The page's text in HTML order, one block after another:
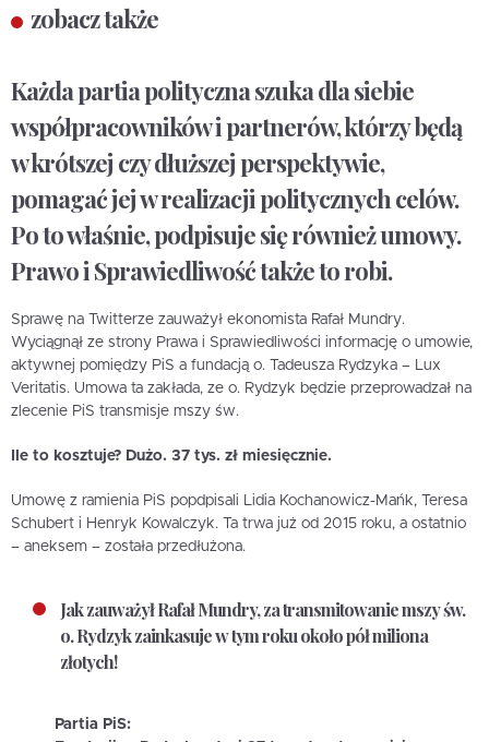
zobacz także
Każda partia polityczna szuka dla siebie
współpracowników i partnerów, którzy będą
w krótszej czy dłuższej perspektywie,
pomagać jej w realizacji politycznych celów.
Po to właśnie, podpisuje się również umowy.
Prawo i Sprawiedliwość także to robi.
Sprawę na Twitterze zauważył ekonomista Rafał Mundry.
Wyciągnął ze strony Prawa i Sprawiedliwości informację o umowie,
aktywnej pomiędzy PiS a fundacją o. Tadeusza Rydzyka – Lux
Veritatis. Umowa ta zakłada, ze o. Rydzyk będzie przeprowadzał na
zlecenie PiS transmisje mszy św.
Ile to kosztuje? Dużo. 37 tys. zł miesięcznie.
Umowę z ramienia PiS popdpisali Lidia Kochanowicz-Mańk, Teresa
Schubert i Henryk Kowalczyk. Ta trwa już od 2015 roku, a ostatnio
– aneksem – została przedłużona.
Jak zauważył Rafał Mundry, za transmitowanie mszy św.
o. Rydzyk zainkasuje w tym roku około pół miliona
złotych!
Partia PiS: